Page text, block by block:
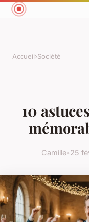
Accueil›Société
10
Camille•25